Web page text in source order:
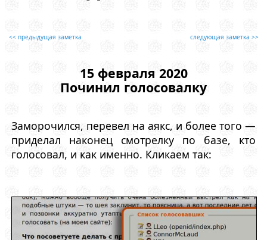
<< предыдущая заметка следующая заметка >>
15 февраля 2020
Починил голосовалку
Заморочился, перевел на аякс, и более того —
приделал наконец смотрелку по базе, кто
голосовал, и как именно. Кликаем так: